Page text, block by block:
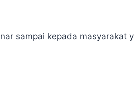
sampai kepada masyarakat